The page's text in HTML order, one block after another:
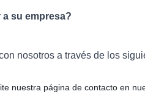
su empresa?
nosotros a través de los
nuestra página de contacto en